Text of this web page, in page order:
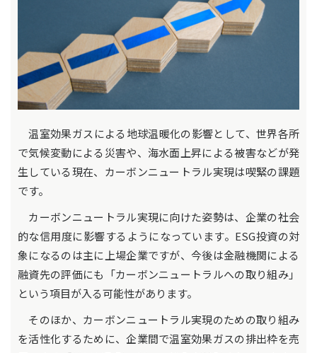
温室効果ガスによる地球温暖化の影響として、世界各所
で気候変動による災害や、海水面上昇による被害などが発
生している現在、カーボンニュートラル実現は喫緊の課題
です。
カーボンニュートラル実現に向けた姿勢は、企業の社会
的な信用度に影響するようになっています。ESG投資の対
象になるのは主に上場企業ですが、今後は金融機関による
融資先の評価にも「カーボンニュートラルへの取り組み」
という項目が入る可能性があります。
そのほか、カーボンニュートラル実現のための取り組み
を活性化するために、企業間で温室効果ガスの排出枠を売